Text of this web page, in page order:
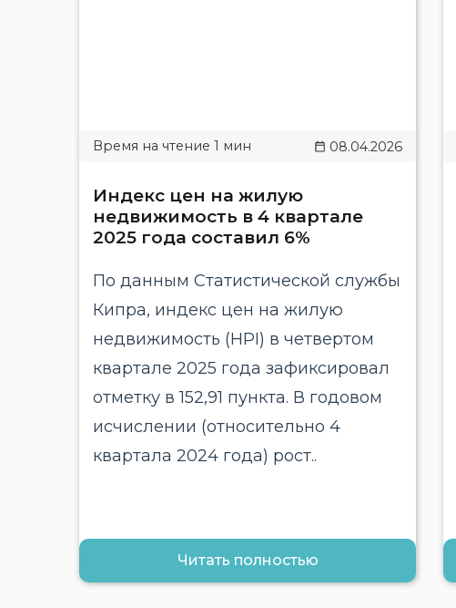
08.04.2026
Индекс цен на жилую
недвижимость в 4 квартале
2025 года составил 6%
По данным Статистической службы
Кипра, индекс цен на жилую
недвижимость (HPI) в четвертом
квартале 2025 года зафиксировал
отметку в 152,91 пункта. В годовом
исчислении (относительно 4
квартала 2024 года) рост..
Читать полностью